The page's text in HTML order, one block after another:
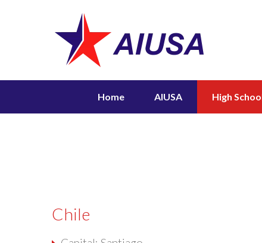
Home AIUSA High
Chile